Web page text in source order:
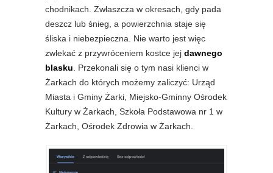
chodnikach. Zwłaszcza w okresach, gdy pada
deszcz lub śnieg, a powierzchnia staje się
śliska i niebezpieczna. Nie warto jest więc
zwlekać z przywróceniem kostce jej dawnego
blasku . Przekonali się o tym nasi klienci w
Żarkach do których możemy zaliczyć: Urząd
Miasta i Gminy Żarki, Miejsko-Gminny Ośrodek
Kultury w Żarkach, Szkoła Podstawowa nr 1 w
Żarkach, Ośrodek Zdrowia w Żarkach.